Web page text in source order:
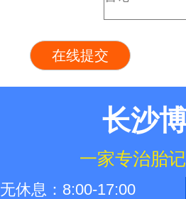
长沙
一家专治胎
休息：8:00-17:00